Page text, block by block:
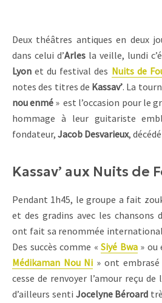
Deux théâtres antiques en deux
dans celui d’Arles la veille, lundi
Lyon et du festival des Nuits de
notes des titres de Kassav’. La
nou enmé » est l’occasion pour le
hommage à leur guitariste
fondateur, Jacob Desvarieux,
Kassav’ aux Nuits de
Pendant 1h45, le groupe a fait
et des gradins avec les chansons
ont fait sa renommée
Des succès comme «Siyé Bwa» ou
Médikaman Nou Ni » ont embrasé
cesse de renvoyer l’amour reçu de
d’ailleurs senti Jocelyne Béroard